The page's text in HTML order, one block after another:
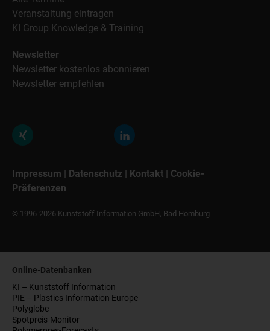
Veranstaltung eintragen
KI Group Knowledge & Training
Newsletter
Newsletter kostenlos abonnieren
Newsletter empfehlen
Impressum | Datenschutz | Kontakt | Cookie-
Präferenzen
© 1996-2026 Kunststoff Information GmbH, Bad Homburg
Online-Datenbanken
KI – Kunststoff Information
PIE – Plastics Information Europe
Polyglobe
Spotpreis-Monitor